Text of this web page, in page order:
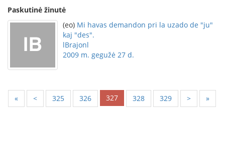
Paskutinė žinutė
(eo) Mi havas demandon pri la uzado de "ju"
kaj "des".
lBrajonl
2009 m. gegužė 27 d.
« < 325 326 327 328 329 > »